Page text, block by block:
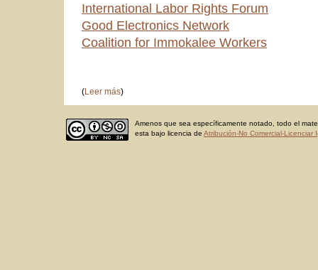
International Labor Rights Forum
Good Electronics Network
Coalition for Immokalee Workers
(Leer más)
Amenos que sea específicamente notado, todo el
esta bajo licencia deAtribución-No Comercial-Licenciar